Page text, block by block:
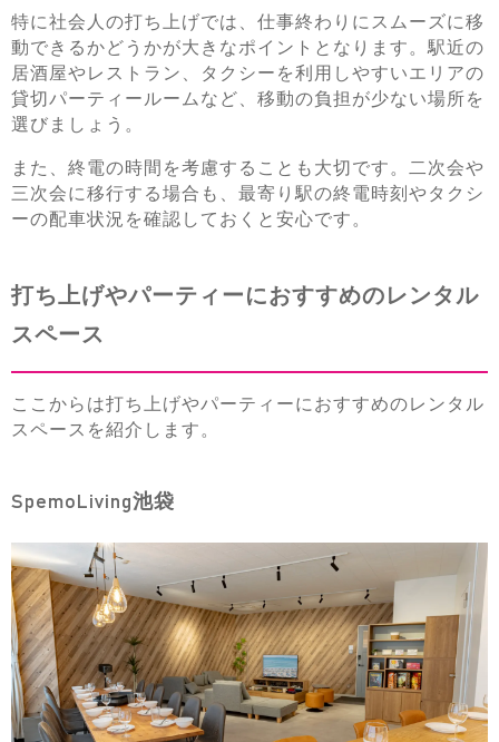
特に社会人の打ち上げでは、仕事終わりにスムーズに移
動できるかどうかが大きなポイントとなります。駅近の
居酒屋やレストラン、タクシーを利用しやすいエリアの
貸切パーティールームなど、移動の負担が少ない場所を
選びましょう。
また、終電の時間を考慮することも大切です。二次会や
三次会に移行する場合も、最寄り駅の終電時刻やタクシ
ーの配車状況を確認しておくと安心です。
打ち上げやパーティーにおすすめのレンタル
スペース
ここからは打ち上げやパーティーにおすすめのレンタル
スペースを紹介します。
SpemoLiving池袋